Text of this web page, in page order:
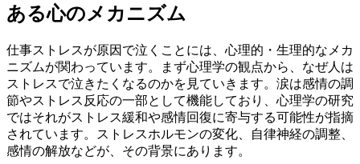
ある心のメカニズム
仕事ストレスが原因で泣くことには、心理的・生理的なメカ
ニズムが関わっています。まず心理学の観点から、なぜ人は
ストレスで泣きたくなるのかを見ていきます。涙は感情の調
節やストレス反応の一部として機能しており、心理学の研究
ではそれがストレス緩和や感情回復に寄与する可能性が指摘
されています。ストレスホルモンの変化、自律神経の調整、
感情の解放などが、その背景にあります。